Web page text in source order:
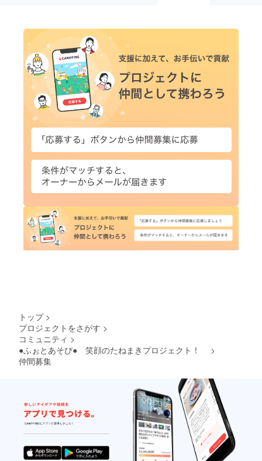
トップ >
プロジェクトをさがす >
コミュニティ >
●ふぉとあそび● 笑顔のたねまきプロジェクト！
>
仲間募集